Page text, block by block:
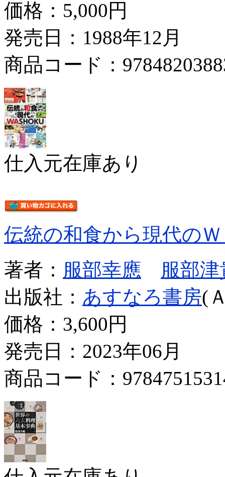
価格： 5,000円
発売日：1988年12月
商品コード：
仕入元在庫あり
伝統の和食から現代の
著者： 服部幸應
服部
出版社： あすなろ書房(
価格： 3,600円
発売日：2023年06月
商品コード：